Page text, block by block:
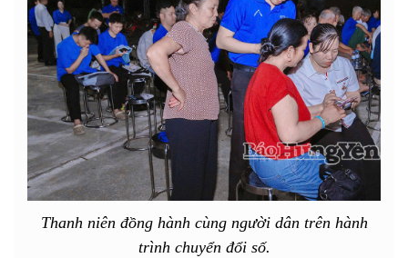
Thanh niên đồng hành cùng người dân trên hành
trình chuyển đổi số.